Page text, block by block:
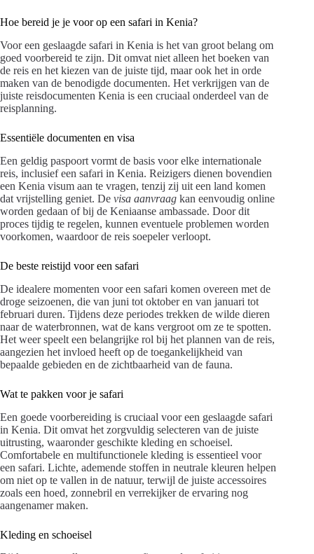
Hoe bereid je je voor op een safari in Kenia?
Voor een geslaagde safari in Kenia is het van groot belang om
goed voorbereid te zijn. Dit omvat niet alleen het boeken van
de reis en het kiezen van de juiste tijd, maar ook het in orde
maken van de benodigde documenten. Het verkrijgen van de
juiste reisdocumenten Kenia is een cruciaal onderdeel van de
reisplanning.
Essentiële documenten en visa
Een geldig paspoort vormt de basis voor elke internationale
reis, inclusief een safari in Kenia. Reizigers dienen bovendien
een Kenia visum aan te vragen, tenzij zij uit een land komen
dat vrijstelling geniet. De visa aanvraag kan eenvoudig online
worden gedaan of bij de Keniaanse ambassade. Door dit
proces tijdig te regelen, kunnen eventuele problemen worden
voorkomen, waardoor de reis soepeler verloopt.
De beste reistijd voor een safari
De idealere momenten voor een safari komen overeen met de
droge seizoenen, die van juni tot oktober en van januari tot
februari duren. Tijdens deze periodes trekken de wilde dieren
naar de waterbronnen, wat de kans vergroot om ze te spotten.
Het weer speelt een belangrijke rol bij het plannen van de reis,
aangezien het invloed heeft op de toegankelijkheid van
bepaalde gebieden en de zichtbaarheid van de fauna.
Wat te pakken voor je safari
Een goede voorbereiding is cruciaal voor een geslaagde safari
in Kenia. Dit omvat het zorgvuldig selecteren van de juiste
uitrusting, waaronder geschikte kleding en schoeisel.
Comfortabele en multifunctionele kleding is essentieel voor
een safari. Lichte, ademende stoffen in neutrale kleuren helpen
om niet op te vallen in de natuur, terwijl de juiste accessoires
zoals een hoed, zonnebril en verrekijker de ervaring nog
aangenamer maken.
Kleding en schoeisel